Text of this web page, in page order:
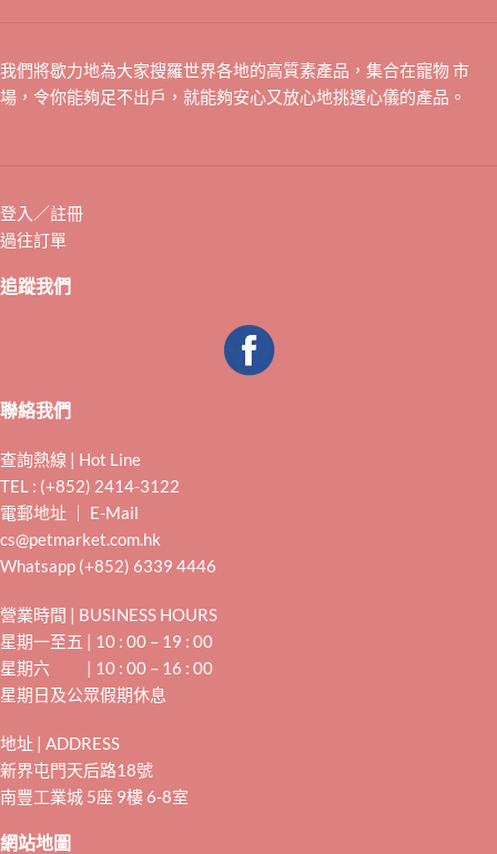
我們將歇力地為大家搜羅世界各地的高質素產品，集合在寵物 市
場，令你能夠足不出戶，就能夠安心又放心地挑選心儀的產品。
登入／註冊
過往訂單
追蹤我們
聯絡我們
查詢熱線 | Hot Line
TEL : (+852) 2414-3122
電郵地址 ｜ E-Mail
cs@petmarket.com.hk
Whatsapp (+852) 6339 4446
營業時間 | BUSINESS HOURS
星期一至五 | 10 : 00 – 19 : 00
星期六 | 10 : 00 – 16 : 00
星期日及公眾假期休息
地址 | ADDRESS
新界屯門天后路18號
南豐工業城 5座 9樓 6-8室
網站地圖